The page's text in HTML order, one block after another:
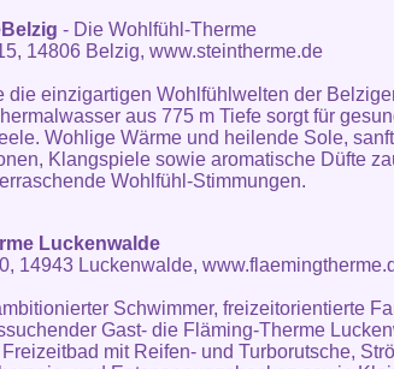
- Die Wohlfühl-Therme
14806 Belzig, www.steintherme.de
die einzigartigen Wohlfühlwelten der
aus 775 m Tiefe sorgt für
Wohlige Wärme und heilende Sole,
Klangspiele sowie aromatische Düfte
Wohlfühl-Stimmungen.
Luckenwalde
14943 Luckenwalde,
Schwimmer, freizeitorientierte
Gast- die Fläming-Therme
mit Reifen- und Turborutsche,